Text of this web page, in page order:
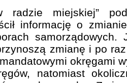
radzie miejskiej”
informację o
samorządowych.
zmianę i po
okręgami
natomiast